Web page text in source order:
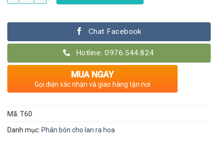
Chat Facebook
Hotline: 0976.544.824
MUA NGAY
Gọi điện xác nhận và giao hàng tận nơi
Mã: T60
Danh mục: Phân bón cho lan ra hoa